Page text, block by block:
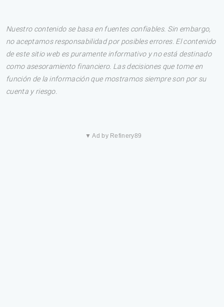
Nuestro contenido se basa en fuentes confiables. Sin embargo,
no aceptamos responsabilidad por posibles errores. El contenido
de este sitio web es puramente informativo y no está destinado
como asesoramiento financiero. Las decisiones que tome en
función de la información que mostramos siempre son por su
cuenta y riesgo.
▼ Ad by Refinery89